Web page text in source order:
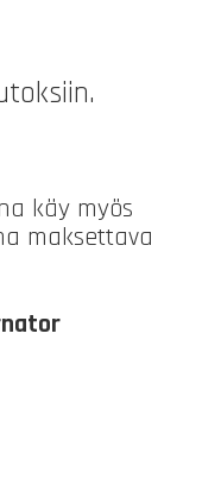
käy myös
maksettava